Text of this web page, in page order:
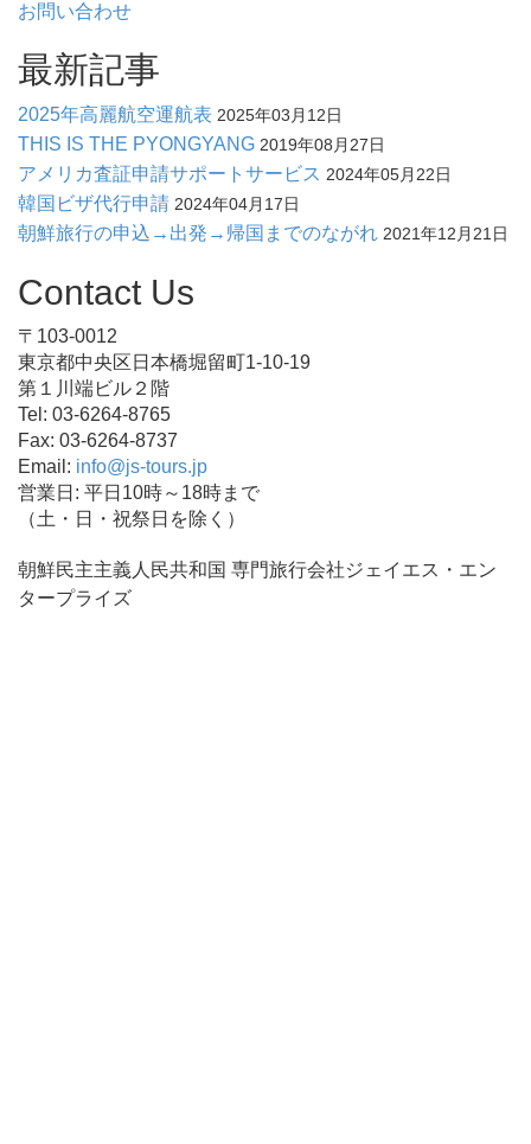
お問い合わせ
最新記事
2025年高麗航空運航表 2025年03月12日
THIS IS THE PYONGYANG 2019年08月27日
アメリカ査証申請サポートサービス 2024年05月22日
韓国ビザ代行申請 2024年04月17日
朝鮮旅行の申込→出発→帰国までのながれ 2021年12月21日
Contact Us
〒103-0012
東京都中央区日本橋堀留町1-10-19
第１川端ビル２階
Tel: 03-6264-8765
Fax: 03-6264-8737
Email: info@js-tours.jp
営業日: 平日10時～18時まで
（土・日・祝祭日を除く）
朝鮮民主主義人民共和国 専門旅行会社ジェイエス・エン
タープライズ